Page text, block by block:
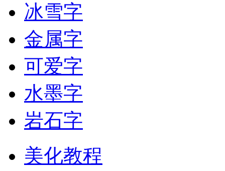
冰雪字
金属字
可爱字
水墨字
岩石字
美化教程